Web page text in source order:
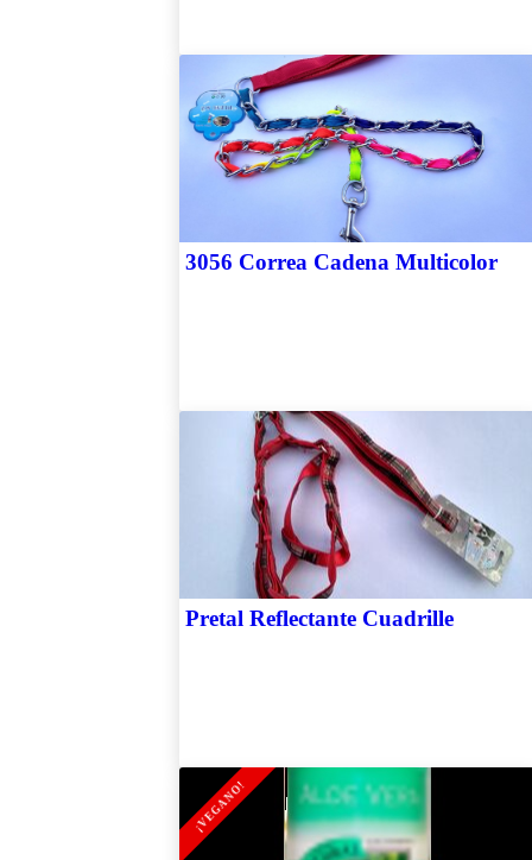
3056 Correa Cadena Multicolor
Pretal Reflectante Cuadrille
¡VEGANO!